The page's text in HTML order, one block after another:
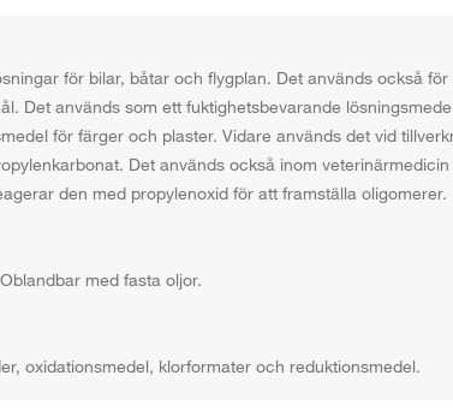
för bilar, båtar och flygplan. Det används också för
Det används som ett fuktighetsbevarande
för färger och plaster. Vidare används det vid
Det används också inom
den med propylenoxid för att framställa oligomerer.
med fasta oljor.
oxidationsmedel, klorformater och reduktionsmedel.